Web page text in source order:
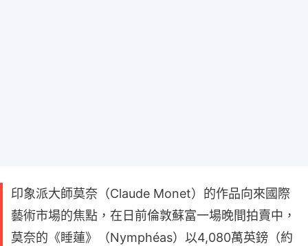
印象派大師莫奈（Claude Monet）的作品向來國際
藝術市場的焦點，在日前倫敦蘇富一場晚間拍賣中，
莫奈的《睡蓮》（Nymphéas）以4,080萬英鎊（約